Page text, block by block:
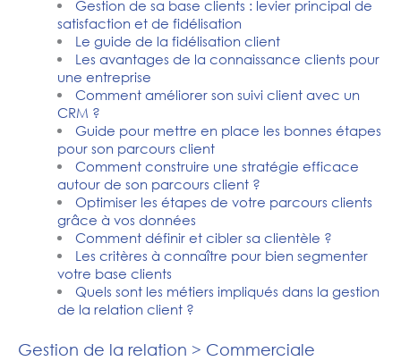
Gestion de sa base clients : levier principal de
satisfaction et de fidélisation
Le guide de la fidélisation client
Les avantages de la connaissance clients pour
une entreprise
Comment améliorer son suivi client avec un
CRM ?
Guide pour mettre en place les bonnes étapes
pour son parcours client
Comment construire une stratégie efficace
autour de son parcours client ?
Optimiser les étapes de votre parcours clients
grâce à vos données
Comment définir et cibler sa clientèle ?
Les critères à connaître pour bien segmenter
votre base clients
Quels sont les métiers impliqués dans la gestion
de la relation client ?
Gestion de la relation > Commerciale